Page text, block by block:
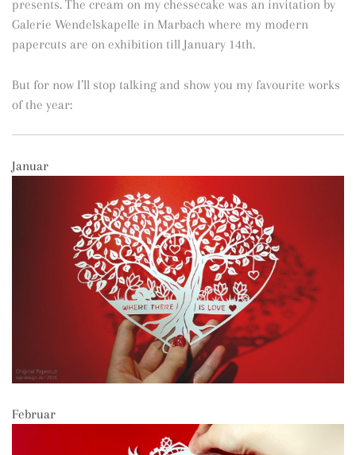
presents. The cream on my chessecake was an invitation by
Galerie Wendelskapelle in Marbach where my modern
papercuts are on exhibition till January 14th.
But for now I’ll stop talking and show you my favourite works
of the year:
Januar
Februar